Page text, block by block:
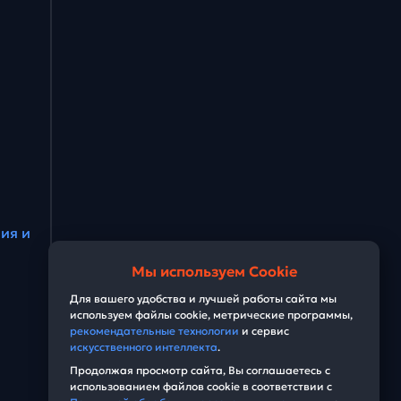
и
Мы используем Cookie
Для вашего удобства и лучшей работы сайта мы
используем файлы cookie, метрические программы,
рекомендательные технологии и сервис
искусственного интеллекта.
Продолжая просмотр сайта, Вы соглашаетесь с
использованием файлов cookie в соответствии с